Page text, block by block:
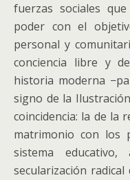
fuerzas sociales
poder con el
personal y
conciencia libre y
historia moderna
signo de la
coincidencia: la de la
matrimonio con los
sistema
secularización